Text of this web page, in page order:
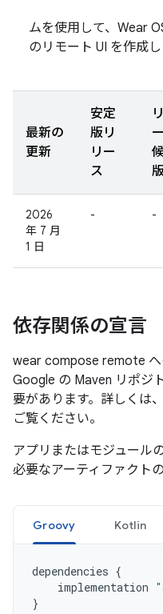
ムを使用して、Wear
のリモート UI を作成し
最新の
更新
安定
版リ
リー
ス
2026
年 7 月
1 日
- -
依存関係の宣言
wear compose remote へ
Google の Maven リポジ
要があります。詳しくは、
ご覧ください。
アプリまたはモジュール
必要なアーティファクト
Groovy Kotlin
dependencies {
implementation
}